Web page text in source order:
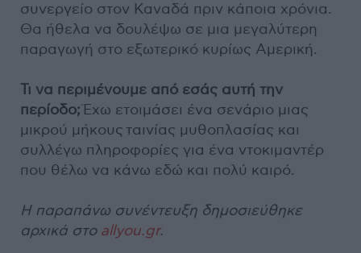
συνεργείο στον Καναδά πριν κάποια χρόνια.
Θα ήθελα να δουλέψω σε μια μεγαλύτερη
παραγωγή στο εξωτερικό κυρίως Αμερική.
Τι να περιμένουμε από εσάς αυτή την
περίοδο;Έχω ετοιμάσει ένα σενάριο μιας
μικρού μήκους ταινίας μυθοπλασίας και
συλλέγω πληροφορίες για ένα ντοκιμαντέρ
που θέλω να κάνω εδώ και πολύ καιρό.
Η παραπάνω συνέντευξη δημοσιεύθηκε
αρχικά στοallyou.gr.